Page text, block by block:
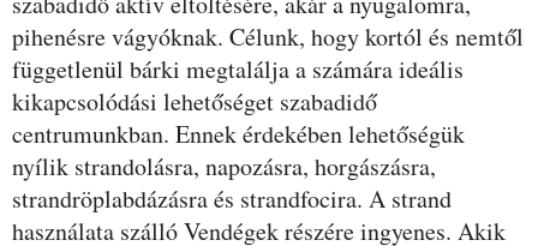
pihenésre vágyóknak. Célunk, hogy kortól és nemtől
függetlenül bárki megtalálja a számára ideális
kikapcsolódási lehetőséget szabadidő
centrumunkban. Ennek érdekében lehetőségük
nyílik strandolásra, napozásra, horgászásra,
strandröplabdázásra és strandfocira. A strand
használata szálló Vendégek részére ingyenes. Akik